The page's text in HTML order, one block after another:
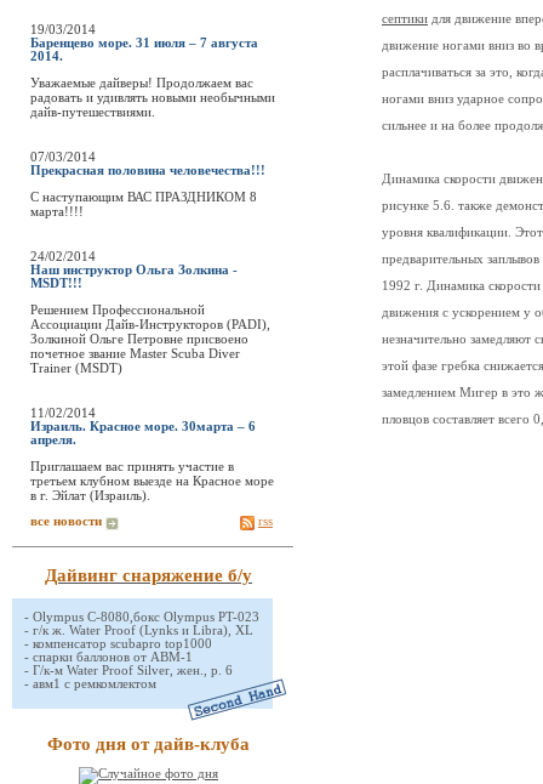
19/03/2014
Баренцево море. 31 июля – 7 августа
2014.
Уважаемые дайверы! Продолжаем вас
радовать и удивлять новыми необычными
дайв-путешествиями.
07/03/2014
Прекрасная половина человечества!!!
C наступающим ВАС ПРАЗДНИКОМ 8
марта!!!!
24/02/2014
Наш инструктор Ольга Золкина -
MSDT!!!
Решением Профессиональной
Ассоциации Дайв-Инструкторов (PADI),
Золкиной Ольге Петровне присвоено
почетное звание Master Scuba Diver
Trainer (MSDT)
11/02/2014
Израиль. Красное море. 30марта – 6
апреля.
Приглашаем вас принять участие в
третьем клубном выезде на Красное море
в г. Эйлат (Израиль).
все новости rss
Дайвинг снаряжение б/у
- Olympus C-8080,бокс Olympus PT-023
- г/к ж. Water Proof (Lynks и Libra), XL
- компенсатор scubapro top1000
- спарки баллонов от АВМ-1
- Г/к-м Water Proof Silver, жен., р. 6
- авм1 с ремкомлектом
Фото дня от дайв-клуба
септики для движение
движение ногами вниз во
расплачиваться за это,
ногами вниз ударное
сильнее и на более
Динамика скорости
рисунке 5.6. также
уровня квалификации.
предварительных
1992 г. Динамика
движения с ускорением у
незначительно замедляют
этой фазе гребка
замедлением Мигер в это
пловцов составляет всего